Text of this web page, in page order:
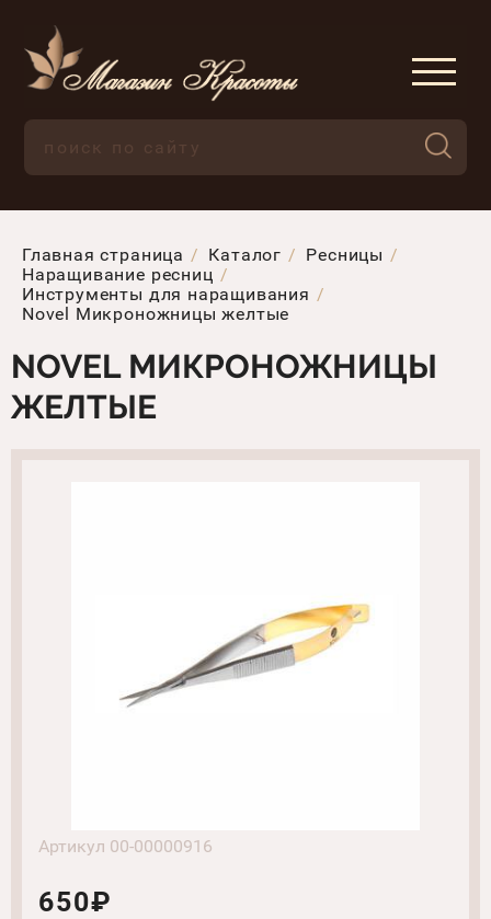
Главная страница Каталог
Ресницы
Наращивание ресниц
Инструменты для наращивания
Novel Микроножницы желтые
NOVEL МИКРОНОЖНИЦЫ
ЖЕЛТЫЕ
Артикул 00-00000916
650₽